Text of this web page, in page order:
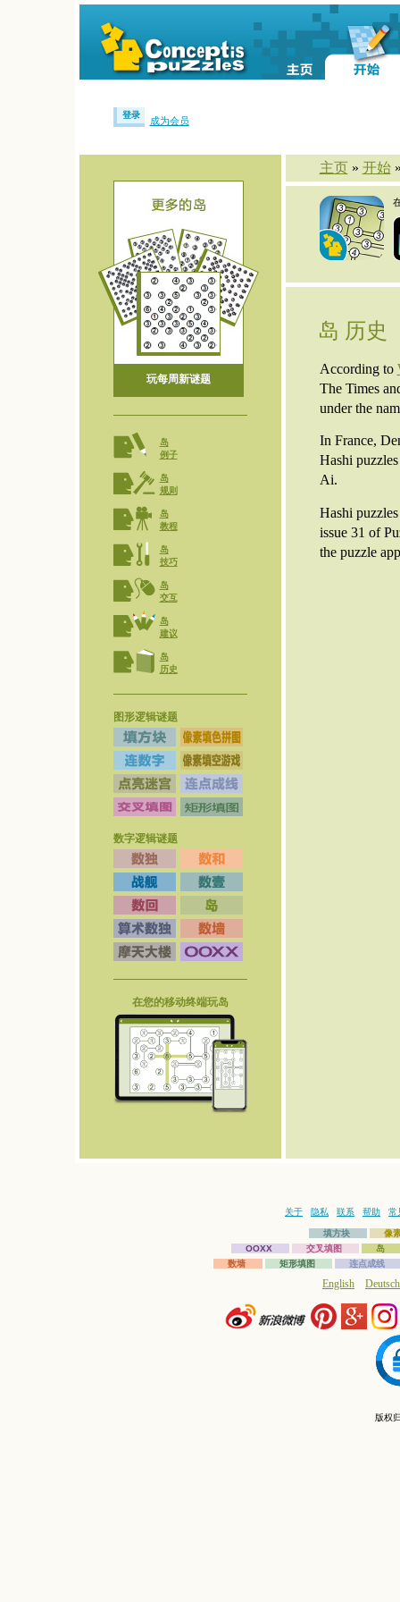
登录
成为会员
玩每周新谜题
岛
例子
岛
规则
岛
教程
岛
技巧
岛
交互
岛
建议
岛
历史
图形逻辑谜题
数字逻辑谜题
在您的移动终端玩岛
主页 » 开始
岛 历史
According to
The Times
under the
In France,
Hashi
Ai.
Hashi
issue 31 of
the puzzle
关于 隐私 联系 帮助 常
填方块
像
OOXX
交叉填图
岛
数墙
矩形填图 连点成线
English Deutsch
版权